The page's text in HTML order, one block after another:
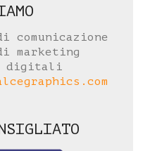
comunicazione
marketing
digitali